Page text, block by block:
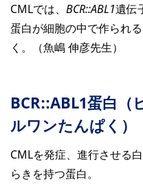
CMLでは、 BCR::ABL1遺伝
蛋白が細胞の中で作られ
く。（魚嶋 伸彦先生）
BCR::ABL1蛋白（
ルワンたんぱく）
CMLを発症、進行させる
らきを持つ蛋白。